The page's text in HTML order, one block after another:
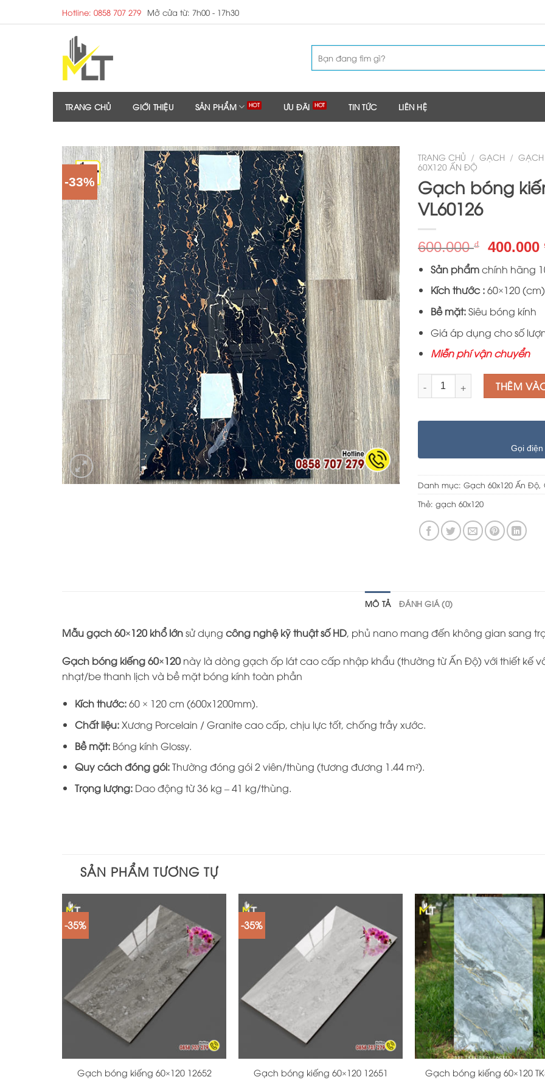
to
Hotline: 0858 707 279 Mở cửa từ: 7h00 - 17h30
kiếm:
TRANG CHỦ GIỚI THIỆU SẢN PHẨM ƯU ĐÃI TIN TỨC LIÊN HỆ
-33%
TRANG CHỦ / GẠCH / GẠCH
60X120 ẤN ĐỘ
Gạch bóng
VL60126
600.000₫
Giá
là:
600.000
400.000
Sản phẩmchính hãng
Kích thước :60×120 (cm)
Bề mặt:Siêu bóng kính
Giá áp dụng cho số
Miễn phí vận chuyển
Số lượng THÊM
Gọi
Danh mục: Gạch 60x120 Ấn Độ,
Thẻ: gạch 60x120
MÔ TẢ ĐÁNH GIÁ (0)
Mẫu gạch 60×120 khổ lớnsử dụng công nghệ kỹ thuật số HD, phủ nano mang đến không gian sang
Gạch bóng kiếng 60×120 này là dòng gạch ốp lát cao cấp nhập khẩu (thường từ Ấn Độ) với thiết kế
nhạt/be thanh lịch và bề mặt bóng kính toàn phần
Kích thước:60 × 120 cm (600x1200mm).
Chất liệu:Xương Porcelain / Granite cao cấp, chịu lực tốt, chống trầy xước.
Bề mặt:Bóng kính Glossy.
Quy cách đóng gói:Thường đóng gói 2 viên/thùng (tương đương 1.44 m²).
Trọng lượng:Dao động từ 36 kg – 41 kg/thùng.
SẢN PHẨM TƯƠNG TỰ
-35%
Gạch bóng kiếng 60×120 12652
-35%
Gạch bóng kiếng 60×120 12651
+
Gạch bóng kiếng 60×120